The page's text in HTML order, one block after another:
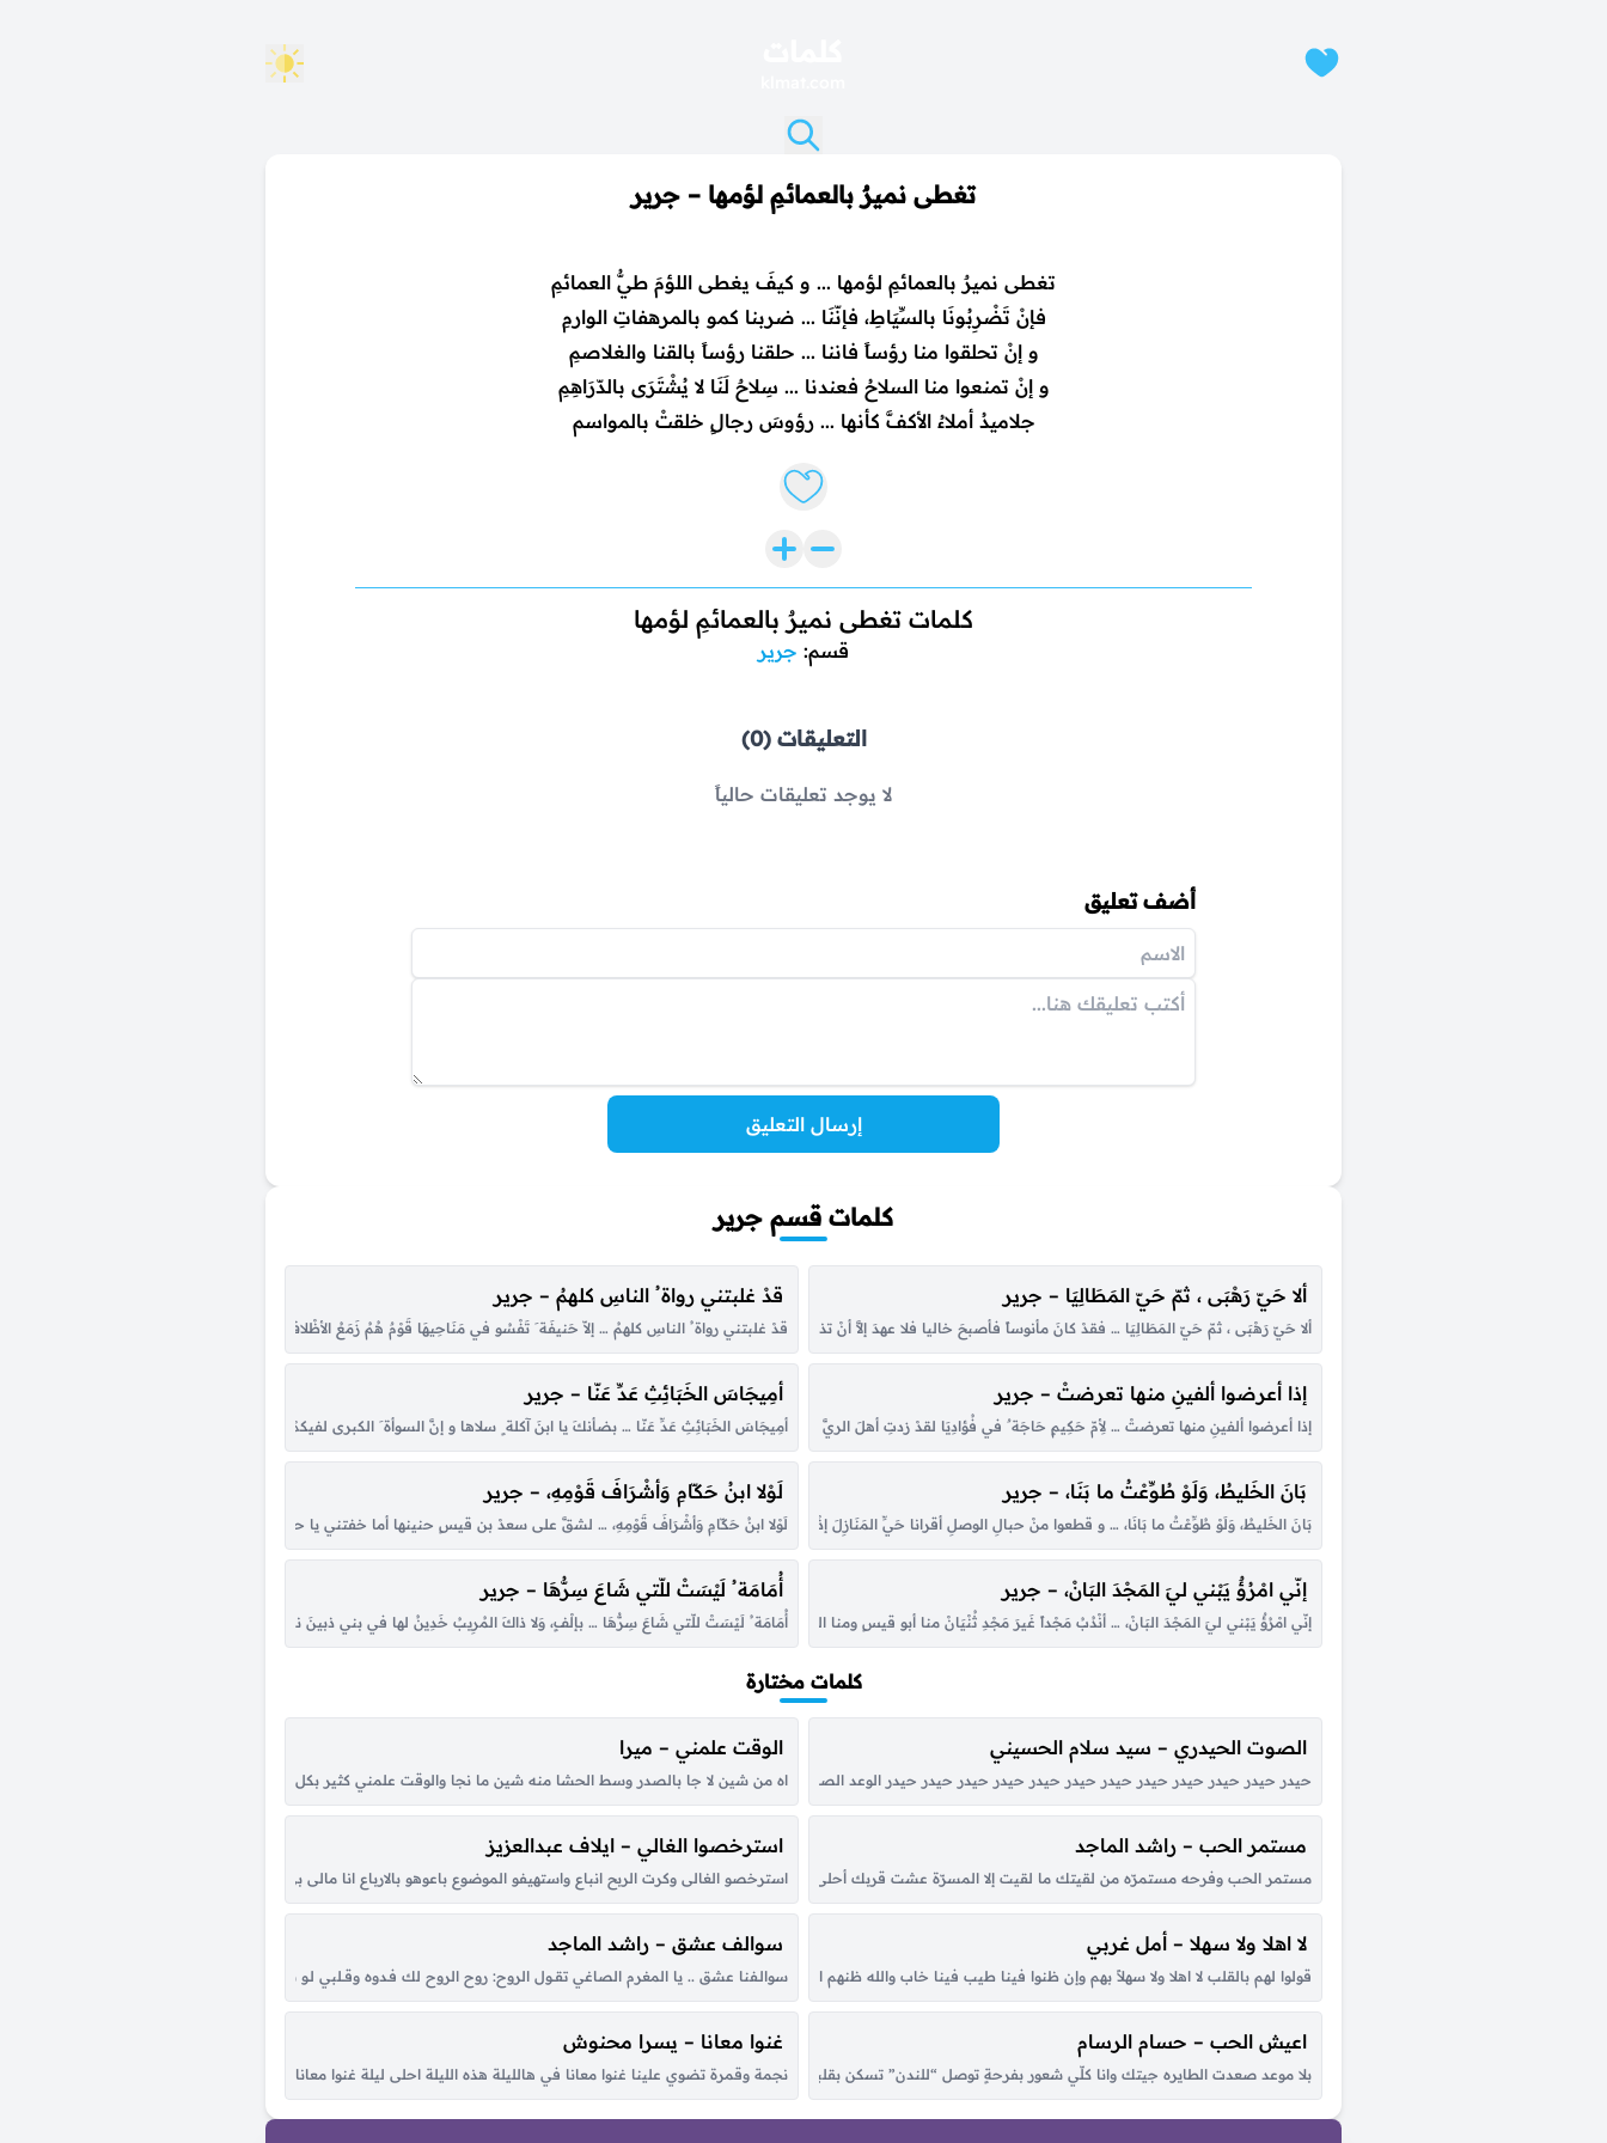
تغطى نميرٌ بالعمائمِ لؤمها – جرير
تغطى نميرٌ بالعمائمِ لؤمها ... و كيفَ يغطى اللؤمَ طيُّ العمائمِ
فإنْ تَضْرِبُونَا بالسِّيَاطِ، فإنّنَا ... ضربنا كمو بالمرهفاتِ الوارمِ
و إنْ تحلقوا منا رؤساً فاننا ... حلقنا رؤساً بالقنا والغلاصمِ
و إنْ تمنعوا منا السلاحُ فعندنا ... سِلاحٌ لَنَا لا يُشْتَرَى بالدّرَاهِمِ
جلاميدُ أملاءُ الأكفَّ كأنها ... رؤوسَ رجالٍ خلقتْ بالمواسم
Like lyrics
كلمات تغطى نميرٌ بالعمائمِ لؤمها
قسم: جرير
التعليقات (0)
لا يوجد تعليقات حالياً
أضف تعليق
إرسال التعليق
كلمات قسم جرير
ألا حَيّ رَهْبَى ، ثمّ حَيّ المَطَالِيَا – جرير
ألا حَيّ رَهْبَى ، ثمّ حَيّ المَطَالِيَا … فقدْ كانَ مأنوساً فأصبحَ خاليا فلا عهدَ إلاَّ أنْ تذكرَ أوْ ترى … ثُماماً حَوَاليْ مَنْصَبِ الخَيمِ بالِيَا ألا أيّها الوَادي، الذي ضَمّ سَيلُهُ … إلينا نوى ظمياءَ حيتَ واديا إذا ما أرادَ الحيُّ...
قدْ غلبتني رواة ُ الناسِ كلهمُ – جرير
قدْ غلبتني رواة ُ الناسِ كلهمُ … إلاّ حَنيفَة َ تَفْسُو في مَنَاحِيهَا قَوْمٌ هُمُ زَمَعُ الأظْلافِ، غَيرُهُمُ … أدْنَى لبَكْرٍ إذا عُدّتْ نَوَاصِيهَا
إذا أعرضوا ألفينِ منها تعرضتْ – جرير
إذا أعرضوا ألفينِ منها تعرضتْ … لأِمّ حَكِيمٍ حَاجَة ٌ في فُؤادِيَا لقدْ زدتِ أهلَ الريَّ عنديَ ملاحة ً … وَحَبّبْتِ، أضْعافاً، إليّ المَوَالِيَا
أمِيجَاسَ الخَبَائِثِ عَدِّ عَنّا – جرير
أمِيجَاسَ الخَبَائِثِ عَدِّ عَنّا … بضأنكَ يا ابنَ آكلة ٍ سلاها و إنَّ السوأة َ الكبرى لفيكمْ … تشدُّ على مناخركمْ عراها
بَانَ الخَليطُ، وَلَوْ طُوِّعْتُ ما بَنَا، – جرير
بَانَ الخَليطُ، وَلَوْ طُوِّعْتُ ما بَانَا، … و قطعوا منْ حبالِ الوصلِ أقرانا حَيِّ المَنَازِلَ إذْ لا نَبْتَغي بَدَلاً … بِالدارِ داراً، وَلا الجِيرَانِ جِيرَانَا قَدْ كنْتُ في أثَرِ الأظْعانِ ذا طَرَبٍ … مروعاً منْ حذارِ البينِ محزانا يا ربَّ مكتئبٍ لوْ...
لَوْلا ابنُ حَكّامِ وَأشْرَافَ قَوْمِهِ، – جرير
لَوْلا ابنُ حَكّامِ وَأشْرَافَ قَوْمِهِ، … لشقَّ على سعدْ بن قيسٍ حنينها أما خفتني يا حنبُ إذْ بتَّ لاعباً … و باتتْ لقاحي ما تجفُّ
إنّي امْرُؤٌ يَبْني ليَ المَجْدَ البَانْ، – جرير
إنّي امْرُؤٌ يَبْني ليَ المَجْدَ البَانْ، … أنْدُبُ مَجْداً غَيرَ مَجْدِ ثُنْيَانْ منا أبو قيسٍ ومنا الحوطانْ … وَابنُ زُهَيرٍ مُعْلِماً وَالعَمْرَانْ وَالهَيْصَانِ وَبَنُو ذي النّيرَانْ، … مَا لحَفيفِ القَصَبَاتِ الجُوفَانْ عُدّوا الفَعَالَ وَزِنُوا بِالمِيزَانْ، …
أُمَامَة ُ لَيْسَتْ للّتي شَاعَ سِرُّهَا – جرير
أُمَامَة ُ لَيْسَتْ للّتي شَاعَ سِرُّهَا … بإلْفٍ، وَلا ذاكَ المُرِيبُ خَدِينُ لها في بني ذبينَ نبتٌ بمفرعٍ … و في منقزٍ عالي البناءِ كنينُ
كلمات مختارة
الصوت الحيدري – سيد سلام الحسيني
حيدر حيدر حيدر حيدر حيدر حيدر حيدر حيدر حيدر حيدر حيدر حيدر الوعد الصادق علي المنصور الأولي الصوت الحيدري كبّر حيدر حيدر بيّن عزم للمهدي المنتقم واللي كابل علي يخسر إشما تنوي عله الحرب
الوقت علمني – ميرا
اه من شين لا جا بالصدر وسط الحشا منه شين ما نجا والوقت علمني كثير بكل هونٍ وبسجا أغيد سكن وادي الرشا تعشقه
مستمر الحب – راشد الماجد
مستمر الحب وفرحه مستمرّه من لقيتك ما لقيت إلا المسرّة عشت قربك أحلى أيام وليالي شفت عقبك الحياة المستقرّة مرّت سنين العمر وإنتي هناها كل همّي راحتك وأسعى وراها عيني بعدك ما تحب إلا
استرخصوا الغالي – ايلاف عبدالعزيز
استرخصو الغالى وكرت الربح انباع واستهيفو الموضوع باعوهو بالارباع انا مالى بى الزى ديل ليه ياخ من القله بس كلو من
لا اهلا ولا سهلا – أمل غربي
قولوا لهم بالقلب لا اهلا ولا سهلاً بهم وإن ظنوا فينا طيب فينا خاب والله ظنهم الطيب مع منهو تردّى ما هو طيب إلا رِدى اما يعيبك ولا عل فاضي ترى راح وسُدى قولو لهم كِش سَوْد الله بل وجيه اوجيههم
سوالف عشق – راشد الماجد
سوالـفنا عشق .. يا المغرم الصاغي تقــول الروح: روح الروح لك فـدوه وقــلبي لـو شكــا مـن حــبك الطاغي تلــوّم في العَــرَب من
اعيش الحب – حسام الرسام
بلا موعد صعدت الطايره جيتك وانا كلّي شعور بفرحةٍ توصل “للندن” تسكن بقلبك اناظر في سحاب الكون القى النور متجلّي والمح في خدود الشمس وجهك ساطع وربك اعدّ الوقت بس اوصل واشوفك صدق
غنوا معانا – يسرا محنوش
نجمة وقمرة تضوي علينا غنوا معانا في هالليلة هذه الليلة احلى ليلة غنوا معانا هالليلة احلى ليلة هذه الليلة غنوا معانا في